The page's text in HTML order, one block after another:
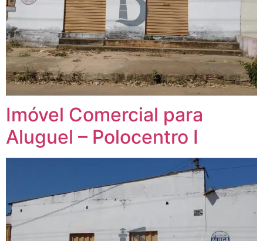
Imóvel Comercial para
Aluguel – Polocentro I